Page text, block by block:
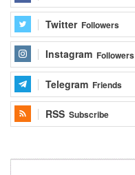
Twitter Followers
Instagram Followers
Telegram Friends
RSS Subscribe